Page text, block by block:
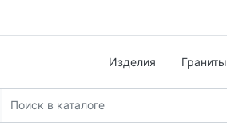
Изделия Граниты